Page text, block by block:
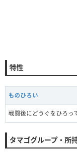
特性
ものひろい
戦闘後にどうぐをひろっ
タマゴグループ・所